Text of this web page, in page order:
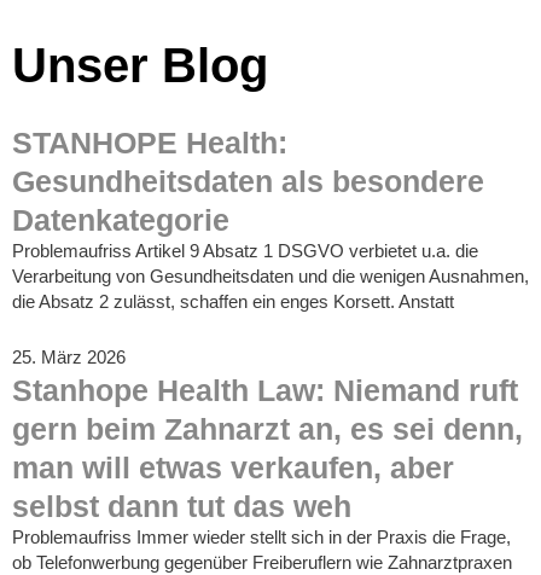
Unser Blog
STANHOPE Health:
Gesundheitsdaten als besondere
Datenkategorie
Problemaufriss Artikel 9 Absatz 1 DSGVO verbietet u.a. die
Verarbeitung von Gesundheitsdaten und die wenigen Ausnahmen,
die Absatz 2 zulässt, schaffen ein enges Korsett. Anstatt
25. März 2026
Stanhope Health Law: Niemand ruft
gern beim Zahnarzt an, es sei denn,
man will etwas verkaufen, aber
selbst dann tut das weh
Problemaufriss Immer wieder stellt sich in der Praxis die Frage,
ob Telefonwerbung gegenüber Freiberuflern wie Zahnarztpraxen